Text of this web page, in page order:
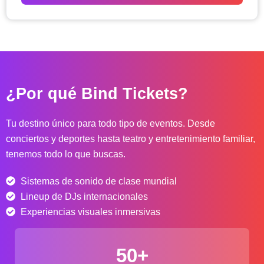
d
p
c
i
s
:
d
d
$
¿Por qué Bind Tickets?
Tu destino único para todo tipo de eventos. Desde
conciertos y deportes hasta teatro y entretenimiento familiar,
tenemos todo lo que buscas.
Sistemas de sonido de clase mundial
Lineup de DJs internacionales
Experiencias visuales inmersivas
50+